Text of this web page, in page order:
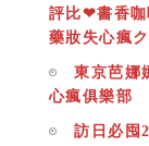
評比❤書香咖
藥妝失心瘋
東京芭娜
心瘋俱樂部
訪日必囤